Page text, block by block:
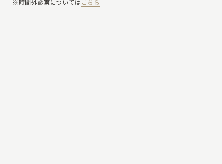
※時間外診察については こちら